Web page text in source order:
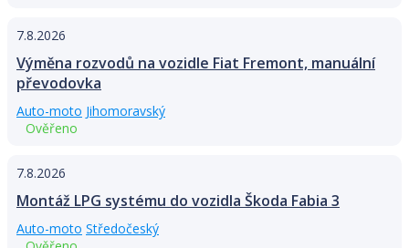
7.8.2026
Výměna rozvodů na vozidle Fiat Fremont, manuální
převodovka
Auto-moto Jihomoravský
Ověřeno
7.8.2026
Montáž LPG systému do vozidla Škoda Fabia 3
Auto-moto Středočeský